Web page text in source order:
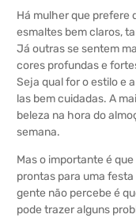
Há mulher que prefere
esmaltes bem claros,
Já outras se sentem
cores profundas e
Seja qual for o estilo e
las bem cuidadas. A
beleza na hora do
semana.
Mas o importante é
prontas para uma
gente não percebe é
pode trazer alguns